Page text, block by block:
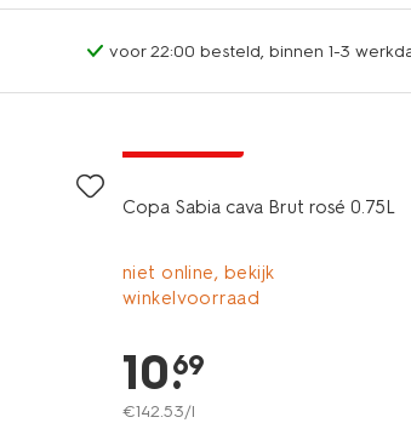
voor 22:00 besteld, binnen 1-3
Copa Sabia cava Brut rosé 0.75L
niet online, bekijk
winkelvoorraad
10.
69
€142.53/l